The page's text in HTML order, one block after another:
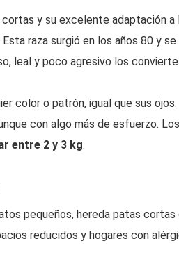
y su excelente adaptación a
raza surgió en los años 80 y
leal y poco agresivo los
color o patrón, igual que sus
con algo más de esfuerzo.
entre 2 y 3 kg.
pequeños, hereda patas cortas
reducidos y hogares con